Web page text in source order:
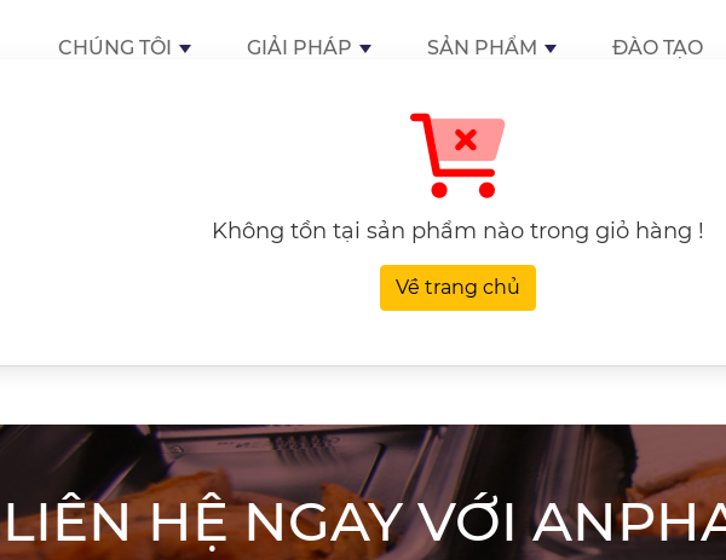
CHÚNG TÔI GIẢI PHÁP SẢN PHẨM ĐÀO TẠO
Không tồn tại sản phẩm nào trong giỏ hàng !
Về trang chủ
LIÊN HỆ NGAY VỚI